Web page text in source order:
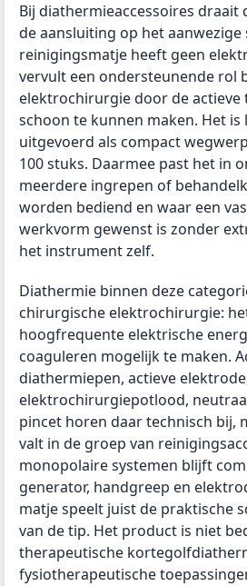
Bij diathermieaccessoires draait
de aansluiting op het aanwezige
reinigingsmatje heeft geen
vervult een ondersteunende rol
elektrochirurgie door de
schoon te kunnen maken. Het is
uitgevoerd als compact
100 stuks. Daarmee past het in
meerdere ingrepen of
worden bediend en waar een
werkvorm gewenst is zonder
het instrument zelf.
Diathermie binnen deze
chirurgische elektrochirurgie:
hoogfrequente elektrische
coaguleren mogelijk te maken.
diathermiepen, actieve
elektrochirurgiepotlood,
pincet horen daar technisch bij,
valt in de groep van
monopolaire systemen blijft
generator, handgreep en
matje speelt juist de praktische
van de tip. Het product is niet
therapeutische
fysiotherapeutische